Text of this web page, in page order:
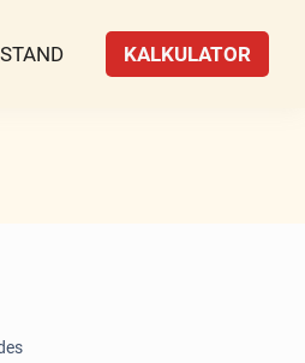
KALKULATOR